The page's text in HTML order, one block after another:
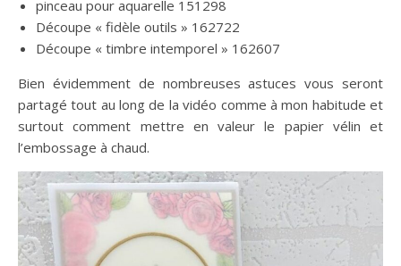
pinceau pour aquarelle 151298
Découpe « fidèle outils » 162722
Découpe « timbre intemporel » 162607
Bien évidemment de nombreuses astuces vous seront
partagé tout au long de la vidéo comme à mon habitude et
surtout comment mettre en valeur le papier vélin et
l’embossage à chaud.